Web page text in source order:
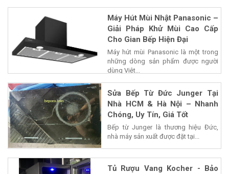
Máy Hút Mùi Nhật Panasonic –
Giải Pháp Khử Mùi Cao Cấp
Cho Gian Bếp Hiện Đại
Máy hút mùi Panasonic là một trong
những dòng sản phẩm được người
dùng Việt...
Sửa Bếp Từ Đức Junger Tại
Nhà HCM & Hà Nội – Nhanh
Chóng, Uy Tín, Giá Tốt
Bếp từ Junger là thương hiệu Đức,
nhà máy sản xuất được đặt tại...
Tủ Rượu Vang Kocher - Bảo